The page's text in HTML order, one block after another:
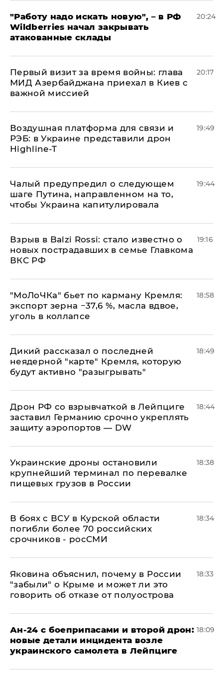
"Работу надо искать новую", – в РФ
Wildberries начал закрывать
атакованные склады
20:24
Первый визит за время войны: глава
МИД Азербайджана приехал в Киев с
важной миссией
20:17
Воздушная платформа для связи и
РЭБ: в Украине представили дрон
Highline-T
19:49
Чалый предупредил о следующем
шаге Путина, направленном на то,
чтобы Украина капитулировала
19:44
Взрыв в Balzi Rossi: стало известно о
новых пострадавших в семье Главкома
ВКС РФ
19:16
​"МоЛоЧКа" бьет по карману Кремля:
экспорт зерна −37,6 %, масла вдвое,
уголь в коллапсе
18:58
Дикий рассказал о последней
неядерной "карте" Кремля, которую
будут активно "разыгрывать"
18:49
​Дрон РФ со взрывчаткой в Лейпциге
заставил Германию срочно укреплять
защиту аэропортов — DW
18:44
Украинские дроны остановили
крупнейший терминал по перевалке
пищевых грузов в России
18:38
В боях с ВСУ в Курской области
погибли более 70 российских
срочников - росСМИ
18:34
Яковина объяснил, почему в России
"забыли" о Крыме и может ли это
говорить об отказе от полуострова
18:33
Ан-24 с боеприпасами и второй дрон:
новые детали инцидента возле
украинского самолета в Лейпциге
18:09